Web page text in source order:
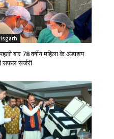
बार 78 वर्षीय महिला के अंडाशय
सफल सर्जरी